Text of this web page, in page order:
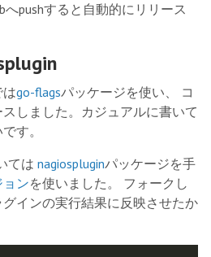
pushすると自動的にリリース
go-flagsパッケージを使い、 コ
しました。カジュアルに書いて
す。
ては nagiospluginパッケージを手
ンを使いました。 フォークし
インの実行結果に反映させたか